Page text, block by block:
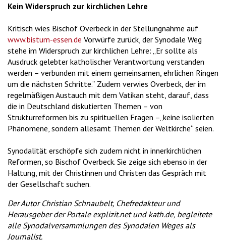
Kein Widerspruch zur kirchlichen Lehre
Kritisch wies Bischof Overbeck in der Stellungnahme auf
www.bistum-essen.de Vorwürfe zurück, der Synodale Weg
stehe im Widerspruch zur kirchlichen Lehre: „Er sollte als
Ausdruck gelebter katholischer Verantwortung verstanden
werden – verbunden mit einem gemeinsamen, ehrlichen Ringen
um die nächsten Schritte.“ Zudem verwies Overbeck, der im
regelmäßigen Austauch mit dem Vatikan steht, darauf, dass
die in Deutschland diskutierten Themen – von
Strukturreformen bis zu spirituellen Fragen –„keine isolierten
Phänomene, sondern allesamt Themen der Weltkirche“ seien.
Synodalität erschöpfe sich zudem nicht in innerkirchlichen
Reformen, so Bischof Overbeck. Sie zeige sich ebenso in der
Haltung, mit der Christinnen und Christen das Gespräch mit
der Gesellschaft suchen.
Der Autor Christian Schnaubelt, Chefredakteur und
Herausgeber der Portale explizit.net und kath.de, begleitete
alle Synodalversammlungen des Synodalen Weges als
Journalist.